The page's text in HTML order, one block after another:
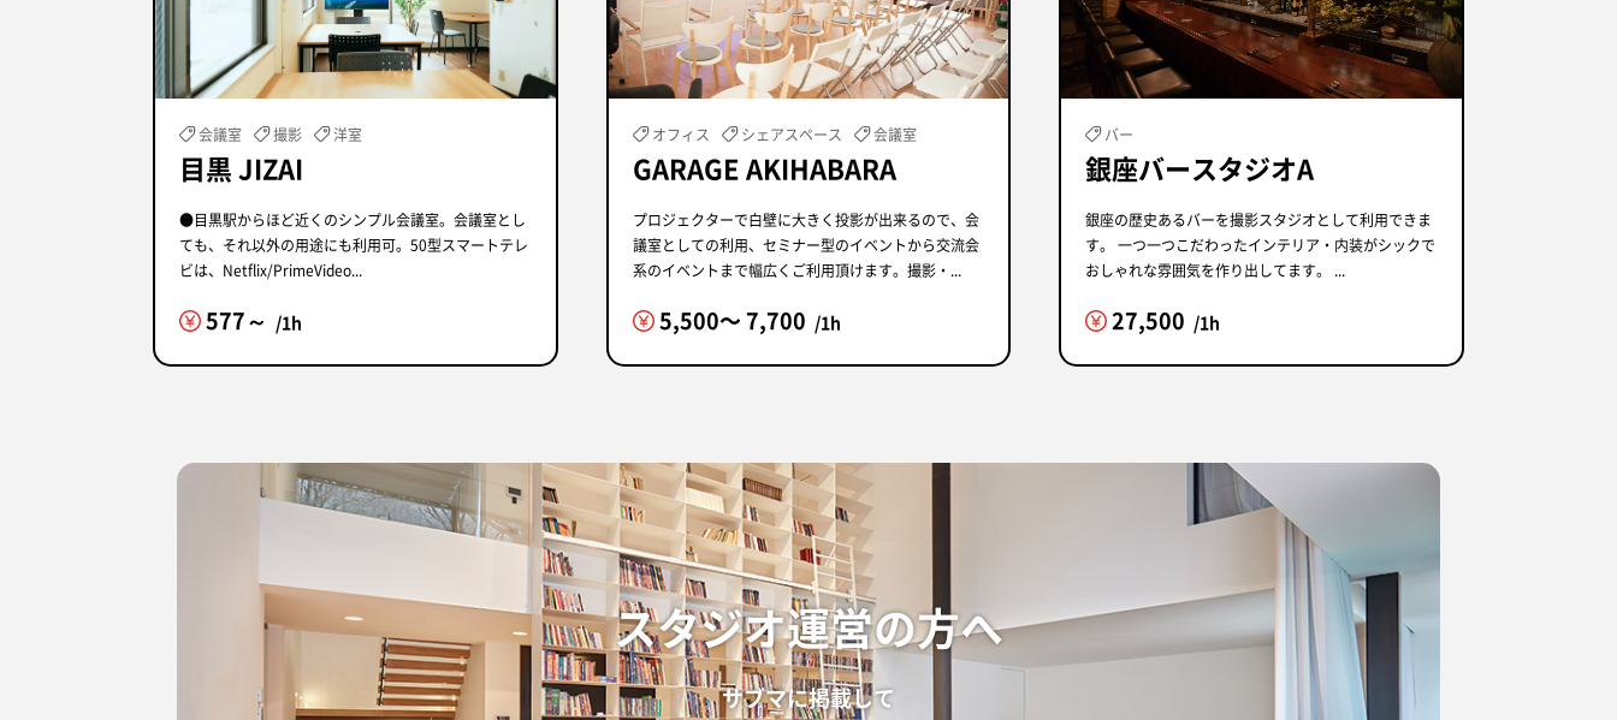
会議室 撮影 洋室
目黒 JIZAI
●目黒駅からほど近くのシンプル会議室。会議室とし
ても、それ以外の用途にも利用可。50型スマートテレ
ビは、Netflix/PrimeVideo...
577～ /1h
オフィス シェアスペース 会議室
GARAGE AKIHABARA
プロジェクターで白壁に大きく投影が出来るので、会
議室としての利用、セミナー型のイベントから交流会
系のイベントまで幅広くご利用頂けます。撮影・...
5,500〜 7,700 /1h
バー
銀座バースタジオA
銀座の歴史あるバーを撮影スタジオとして利用できま
す。 一つ一つこだわったインテリア・内装がシックで
おしゃれな雰囲気を作り出してます。 ...
27,500 /1h
スタジオ運営の方へ
サブマに掲載して